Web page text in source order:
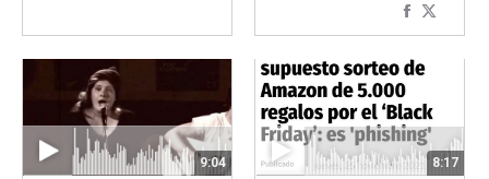
Compartir
concon
9:04 8:17